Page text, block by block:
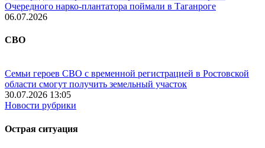
Очередного нарко-плантатора поймали в Таганроге
06.07.2026
СВО
Семьи героев СВО с временной регистрацией в Ростовской
области смогут получить земельный участок
30.07.2026 13:05
Новости рубрики
Острая ситуация